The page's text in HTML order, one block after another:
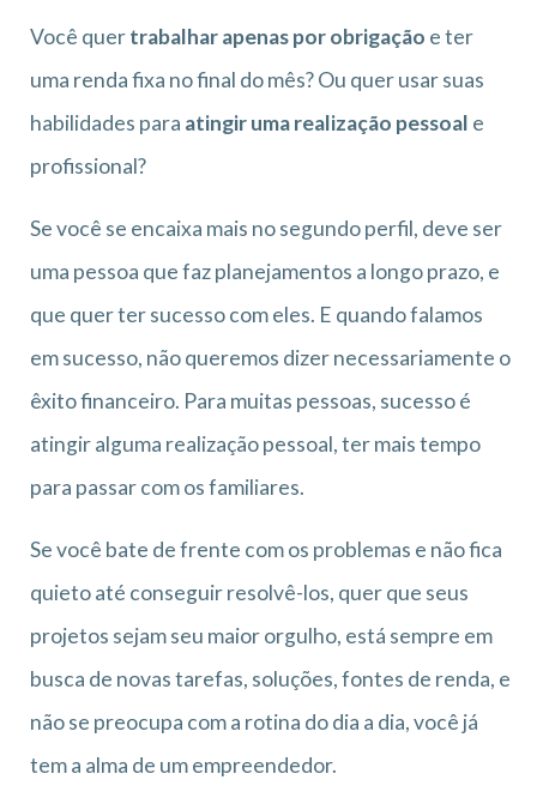
Você quertrabalhar apenas por obrigação e ter
uma renda fixa no final do mês? Ou quer usar suas
habilidades para atingir uma realização pessoal e
profissional?
Se você se encaixa mais no segundo perfil, deve ser
uma pessoa que faz planejamentos a longo prazo, e
que quer ter sucesso com eles. E quando falamos
em sucesso, não queremos dizer necessariamente o
êxito financeiro. Para muitas pessoas, sucesso é
atingir alguma realização pessoal, ter mais tempo
para passar com os familiares.
Se você bate de frente com os problemas e não fica
quieto até conseguir resolvê-los, quer que seus
projetos sejam seu maior orgulho, está sempre em
busca de novas tarefas, soluções, fontes de renda, e
não se preocupa com a rotina do dia a dia, você já
tem a alma de um empreendedor.